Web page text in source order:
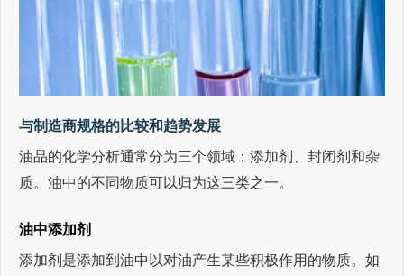
与制造商规格的比较和趋势发展
油品的化学分析通常分为三个领域：添加剂、封闭剂和杂
质。油中的不同物质可以归为这三类之一。
油中添加剂
添加剂是添加到油中以对油产生某些积极作用的物质。如